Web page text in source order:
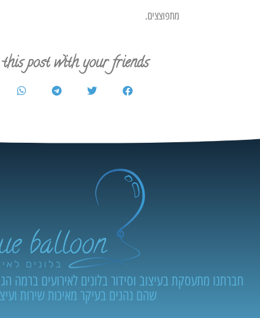
מתפוצצים.
post with your friends
חברתנו מתעסקת בעיצוב וסידור בלונים לאירועים ברמה
שהם נהנים בעיקר מאיכות שירות